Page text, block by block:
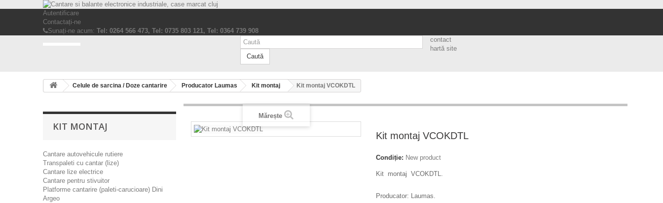
Autentificare
Contactați-ne
Sunați-ne acum: Tel: 0264 566 473, Tel: 0735 803 121, Tel: 0364 739 908
Caută
contact
hartă site
Celule de sarcina / Doze cantarire Producator Laumas Kit montaj Kit montaj VCOKDTL
KIT MONTAJ
Cantare autovehicule rutiere
Transpaleti cu cantar (lize)
Cantare lize electrice
Cantare pentru stivuitor
Platforme cantarire (paleti-carucioare) Dini
Argeo
Mărește
Kit montaj VCOKDTL
Condiție: New product
Kit montaj VCOKDTL.
Producator: Laumas.